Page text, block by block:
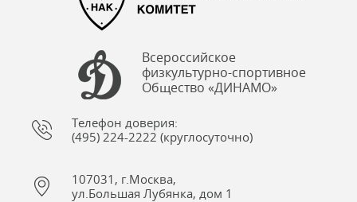
Всероссийское
физкультурно-спортивное
Общество «ДИНАМО»
Телефон доверия:
(495) 224-2222 (круглосуточно)
107031, г.Москва,
ул.Большая Лубянка, дом 1